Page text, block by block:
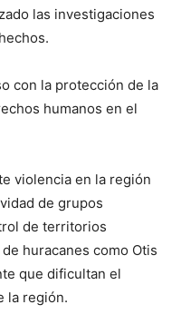
las investigaciones
con la protección de la
humanos en el
violencia en la región
de grupos
de territorios
huracanes como Otis
que dificultan el
la región.